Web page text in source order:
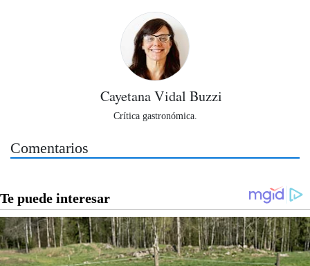
Cayetana Vidal Buzzi
Crítica gastronómica.
Comentarios